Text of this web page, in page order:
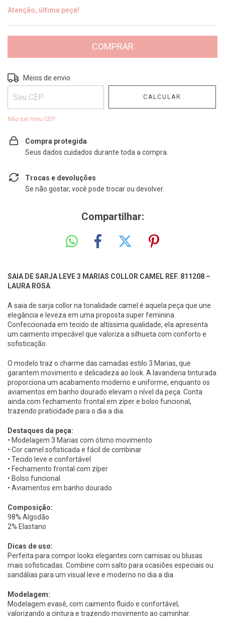
Atenção, última peça!
Entregas para o CEP:
Meios de envio
CALCULAR
Não sei meu CEP
Compra protegida
Seus dados cuidados durante toda a compra.
Trocas e devoluções
Se não gostar, você pode trocar ou devolver.
Compartilhar:
SAIA DE SARJA LEVE 3 MARIAS COLLOR CAMEL REF. 811208 –
LAURA ROSA
A saia de sarja collor na tonalidade camel é aquela peça que une
elegância e leveza em uma proposta super feminina.
Confeccionada em tecido de altíssima qualidade, ela apresenta
um caimento impecável que valoriza a silhueta com conforto e
sofisticação.
O modelo traz o charme das camadas estilo 3 Marias, que
garantem movimento e delicadeza ao look. A lavanderia tinturada
proporciona um acabamento moderno e uniforme, enquanto os
aviamentos em banho dourado elevam o nível da peça. Conta
ainda com fechamento frontal em zíper e bolso funcional,
trazendo praticidade para o dia a dia.
Destaques da peça:
• Modelagem 3 Marias com ótimo movimento
• Cor camel sofisticada e fácil de combinar
• Tecido leve e confortável
• Fechamento frontal com zíper
• Bolso funcional
• Aviamentos em banho dourado
Composição:
98% Algodão
2% Elastano
Dicas de uso:
Perfeita para compor looks elegantes com camisas ou blusas
mais sofisticadas. Combine com salto para ocasiões especiais ou
sandálias para um visual leve e moderno no dia a dia.
Modelagem:
Modelagem evasê, com caimento fluido e confortável,
valorizando a cintura e trazendo movimento ao caminhar.